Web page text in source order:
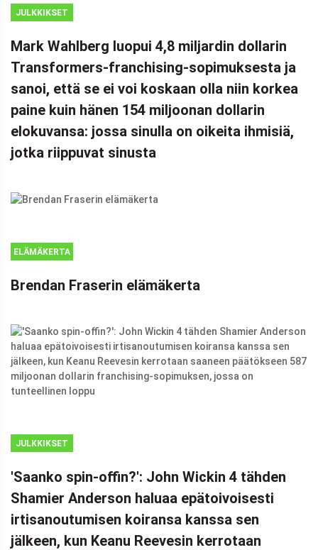
JULKKIKSET
Mark Wahlberg luopui 4,8 miljardin dollarin
Transformers-franchising-sopimuksesta ja
sanoi, että se ei voi koskaan olla niin korkea
paine kuin hänen 154 miljoonan dollarin
elokuvansa: jossa sinulla on oikeita ihmisiä,
jotka riippuvat sinusta
ELÄMÄKERTA
Brendan Fraserin elämäkerta
JULKKIKSET
'Saanko spin-offin?': John Wickin 4 tähden
Shamier Anderson haluaa epätoivoisesti
irtisanoutumisen koiransa kanssa sen
jälkeen, kun Keanu Reevesin kerrotaan